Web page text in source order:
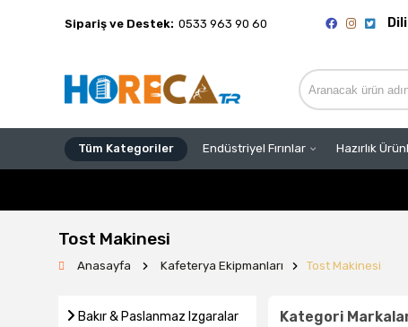
Sipariş ve Destek: 0533 963 90 60
Tüm Kategoriler Endüstriyel Fırınlar Hazırlık
Tost Makinesi
Anasayfa Kafeterya Ekipmanları Tost Makinesi
Bakır & Paslanmaz Izgaralar
Kategori